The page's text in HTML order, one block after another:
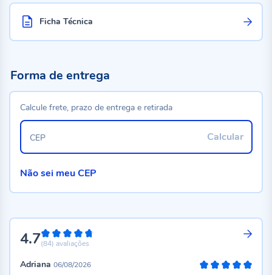
Ficha Técnica
4.794%
(84) avaliações
Adriana 06/08/2026
Forma de entrega
Calcule frete, prazo de entrega e retirada
Calcular
CEP
Não sei meu CEP